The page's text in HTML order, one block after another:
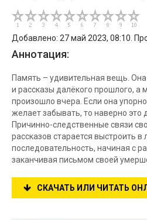
Добавлено: 27 май 2023, 08:10.
Аннотация:
Память – удивительная вещь.
и рассказы далёкого прошлого, а
произошло вчера. Если она
желает забывать, то наверно это
Причинно-следственные связи
рассказов старается выстроить в
последовательность, начиная с
заканчивая письмом своей
СКАЧАТЬ ИЛИ ЧИТАТЬ